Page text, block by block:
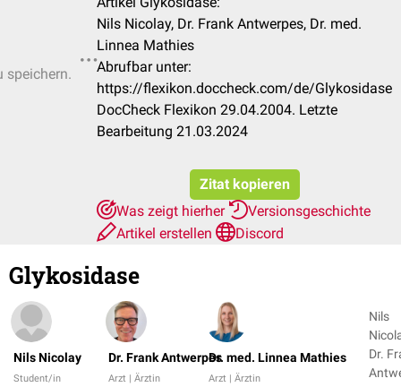
speichern.
Nils Nicolay, Dr. Frank Antwerpes, Dr. med.
Linnea Mathies
Abrufbar unter:
https://flexikon.doccheck.com/de/Glykosidase
DocCheck Flexikon 29.04.2004. Letzte
Bearbeitung 21.03.2024
Zitat kopieren
Was zeigt hierher
Versionsgeschichte
Artikel erstellen
Discord
Glykosidase
Nils Nicolay
Student/in
Dr. Frank Antwerpes
Arzt | Ärztin
Dr. med. Linnea Mathies
Arzt | Ärztin
Nils
Dr.